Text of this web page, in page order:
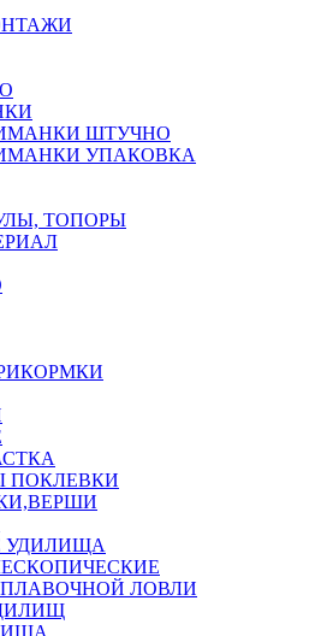
ШТУЧНО
УПАКОВКА
ТОПОРЫ
ПОКЛЕВКИ
УДИЛИЩА
ЛОВЛИ